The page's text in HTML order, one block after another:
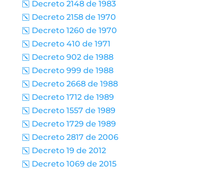
k Decreto 2148 de 1983
k Decreto 2158 de 1970
k Decreto 1260 de 1970
k Decreto 410 de 1971
k Decreto 902 de 1988
k Decreto 999 de 1988
k Decreto 2668 de 1988
k Decreto 1712 de 1989
k Decreto 1557 de 1989
k Decreto 1729 de 1989
k Decreto 2817 de 2006
k Decreto 19 de 2012
k Decreto 1069 de 2015